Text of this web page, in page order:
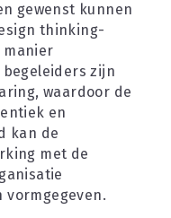
gewenst kunnen
thinking-
manier
zijn
waardoor de
en
kan de
met de
vormgegeven.